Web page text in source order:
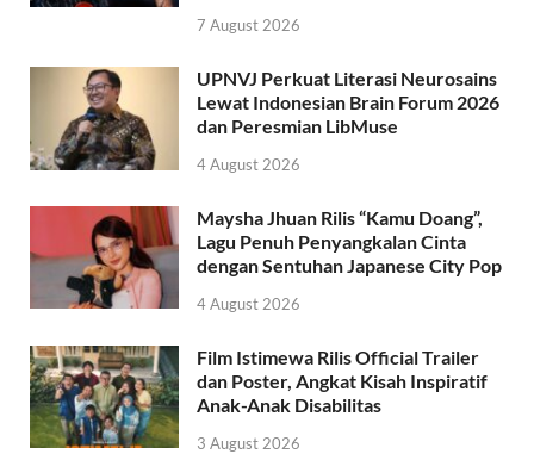
7 August 2026
UPNVJ Perkuat Literasi Neurosains
Lewat Indonesian Brain Forum 2026
dan Peresmian LibMuse
4 August 2026
Maysha Jhuan Rilis “Kamu Doang”,
Lagu Penuh Penyangkalan Cinta
dengan Sentuhan Japanese City Pop
4 August 2026
Film Istimewa Rilis Official Trailer
dan Poster, Angkat Kisah Inspiratif
Anak-Anak Disabilitas
3 August 2026